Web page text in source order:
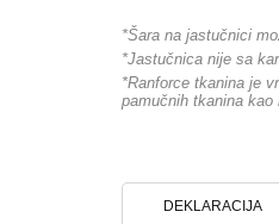
*Šara na jastučnici
*Jastučnica nije sa
*Ranforce tkanina je
pamučnih tkanina kao
DEKLARACIJA